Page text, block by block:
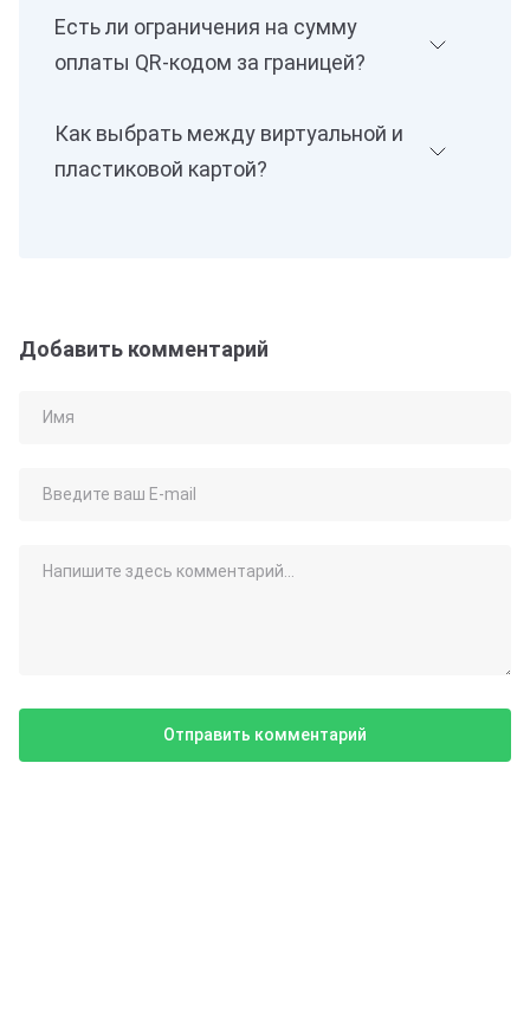
Есть ли ограничения на сумму
оплаты QR-кодом за границей?
Как выбрать между виртуальной и
пластиковой картой?
Добавить комментарий